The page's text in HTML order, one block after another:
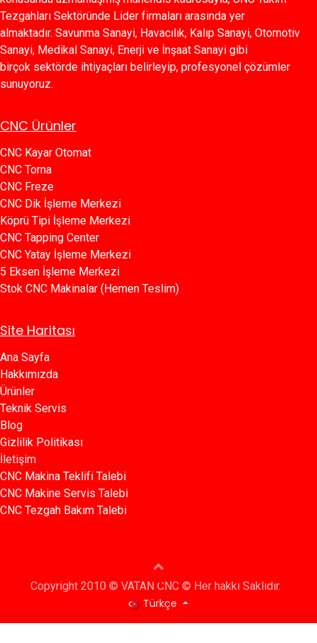
Tezgahları Sektöründe Lider firmaları arasında yer
almaktadır. Savunma Sanayi, Havacılık, Kalıp Sanayi, Otomotiv
Sanayi, Medikal Sanayi, Enerji ve İnşaat Sanayi gibi
birçok sektörde ihtiyaçları belirleyip, profesyonel çözümler
sunuyoruz.
CNC Ürünler
CNC Kayar Otomat
CNC Torna
CNC Freze
CNC Dik İşleme Merkezi
Köprü Tipi İşleme Merkezi
C​​NC Tapping Center
CNC Yatay İşleme Merkezi
5 Eksen İşleme Merkezi
Stok CNC Makinalar (Hemen Teslim)
Site Haritası
Ana Sayfa​​
Hakkımızda
Ürünler​
Teknik Servis
Blog​​
Gizlilik Politikası​​
İletişim
CNC Makina Teklifi Talebi
CNC Makine Servis Talebi
CNC Tezgah Bakım Talebi
Copyright 2010 © VATAN CNC © Her hakkı Saklıdır.
Türkçe